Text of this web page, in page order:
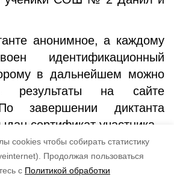
cookies чтобы собирать статистику
Продолжая пользоваться
с Политикой обработки
анонимное, а каждому
идентификационный
в дальнейшем можно
результаты на сайте
завершении диктанта
сертификат участника.